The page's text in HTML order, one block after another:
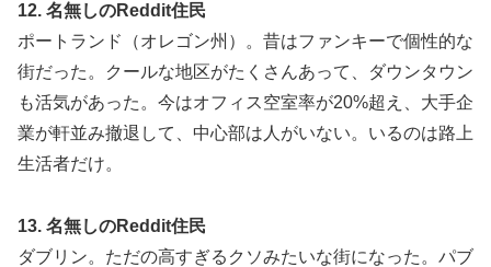
12. 名無しのReddit住民
ポートランド（オレゴン州）。昔はファンキーで個性的な
街だった。クールな地区がたくさんあって、ダウンタウン
も活気があった。今はオフィス空室率が20%超え、大手企
業が軒並み撤退して、中心部は人がいない。いるのは路上
生活者だけ。
13. 名無しのReddit住民
ダブリン。ただの高すぎるクソみたいな街になった。パブ